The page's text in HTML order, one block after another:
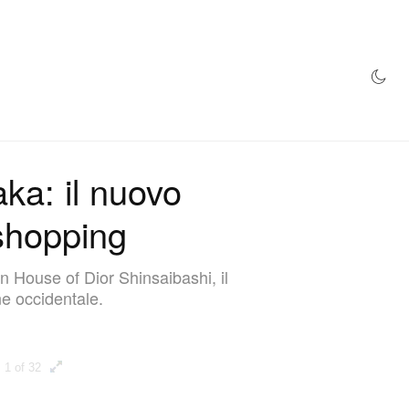
il nuovo
House of Dior Shinsaibashi, il
occidentale.
1 of 32